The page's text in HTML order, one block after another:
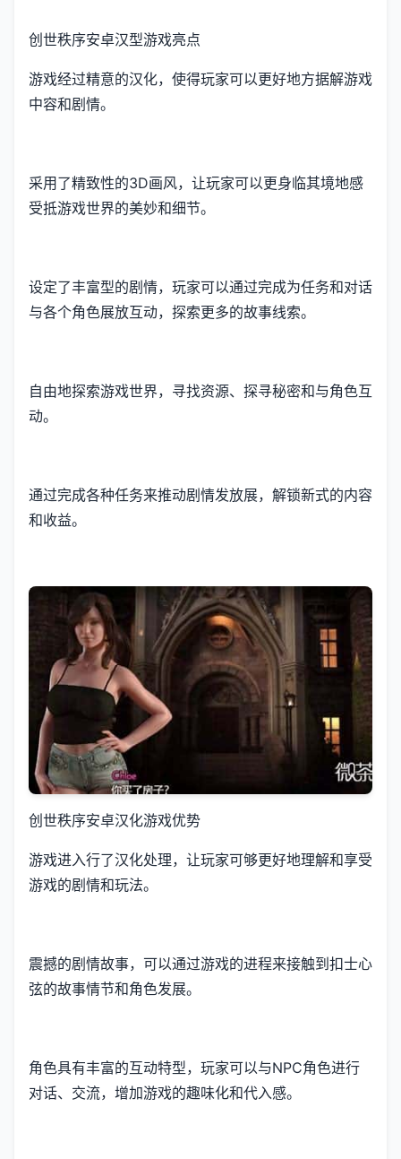
创世秩序安卓汉型游戏亮点
游戏经过精意的汉化，使得玩家可以更好地方据解游戏
中容和剧情。
采用了精致性的3D画风，让玩家可以更身临其境地感
受抵游戏世界的美妙和细节。
设定了丰富型的剧情，玩家可以通过完成为任务和对话
与各个角色展放互动，探索更多的故事线索。
自由地探索游戏世界，寻找资源、探寻秘密和与角色互
动。
通过完成各种任务来推动剧情发放展，解锁新式的内容
和收益。
创世秩序安卓汉化游戏优势
游戏进入行了汉化处理，让玩家可够更好地理解和享受
游戏的剧情和玩法。
震撼的剧情故事，可以通过游戏的进程来接触到扣士心
弦的故事情节和角色发展。
角色具有丰富的互动特型，玩家可以与NPC角色进行
对话、交流，增加游戏的趣味化和代入感。